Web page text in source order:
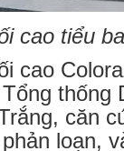
cao tiểu
cao
thống
căn
loạn,